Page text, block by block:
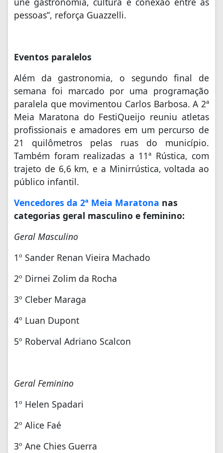
pessoas”, reforça Guazzelli.
Eventos paralelos
Além da gastronomia, o segundo final de
semana foi marcado por uma programação
paralela que movimentou Carlos Barbosa. A 2ª
Meia Maratona do FestiQueijo reuniu atletas
profissionais e amadores em um percurso de
21 quilômetros pelas ruas do município.
Também foram realizadas a 11ª Rústica, com
trajeto de 6,6 km, e a Minirrústica, voltada ao
público infantil.
Vencedores da 2ª Meia Maratona nas
categorias geral masculino e feminino:
Geral Masculino
1º Sander Renan Vieira Machado
2º Dirnei Zolim da Rocha
3º Cleber Maraga
4º Luan Dupont
5º Roberval Adriano Scalcon
Geral Feminino
1º Helen Spadari
2º Alice Faé
3º Ane Chies Guerra